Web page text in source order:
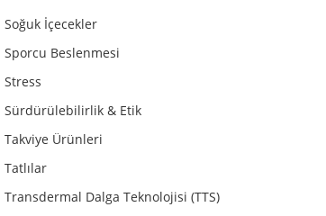
Soğuk İçecekler
Sporcu Beslenmesi
Stress
Sürdürülebilirlik & Etik
Takviye Ürünleri
Tatlılar
Transdermal Dalga Teknolojisi (TTS)